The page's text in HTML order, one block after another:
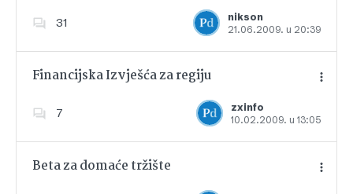
31
nikson
21.06.2009. u 20:39
Dodajte u favorite
Financijska Izvješća za regiju
7
zxinfo
10.02.2009. u 13:05
Dodajte u favorite
Beta za domaće tržište